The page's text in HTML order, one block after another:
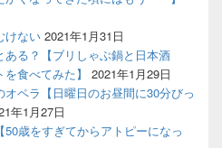
けない 2021年1月31日
ある？【ブリしゃぶ鍋と日本酒
食べてみた】
2021年1月29日
ペラ【日曜日のお昼間に30分びっ
年1月27日
歳をすぎてからアトピーになっ